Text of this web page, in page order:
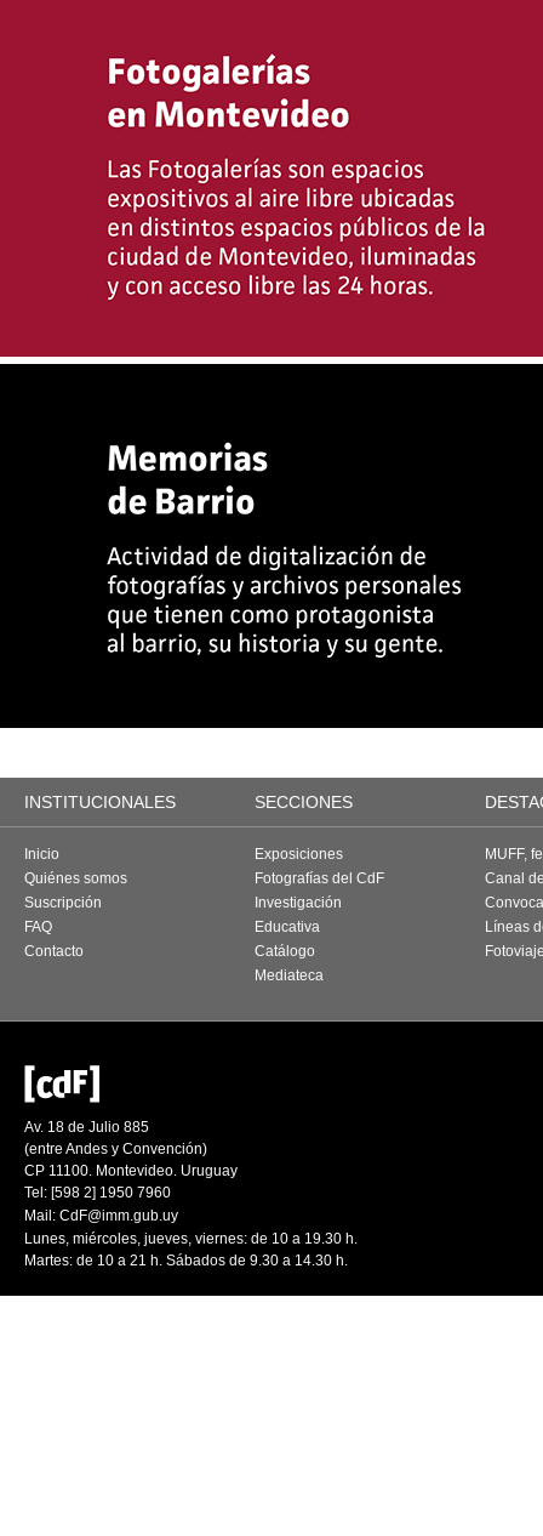
INSTITUCIONALES SECCIONES
Inicio
Quiénes somos
Suscripción
FAQ
Contacto
Exposiciones
Fotografías del CdF
Investigación
Educativa
Catálogo
Mediateca
MUFF,
Canal
Líneas
Av. 18 de Julio 885
(entre Andes y Convención)
CP 11100. Montevideo. Uruguay
Tel: [598 2] 1950 7960
Mail: CdF@imm.gub.uy
Lunes, miércoles, jueves, viernes: de 10 a 19.30 h.
Martes: de 10 a 21 h. Sábados de 9.30 a 14.30 h.